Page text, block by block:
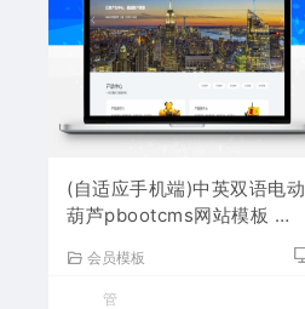
(自适应手机端)中英双语电动
葫芦pbootcms网站模板 起
会员模板
管